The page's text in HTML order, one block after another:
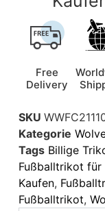
Free
Delivery
SKU
Kategorie
Tags Billige
Fußballtrikot für
Kaufen,
Fußballtrikot,